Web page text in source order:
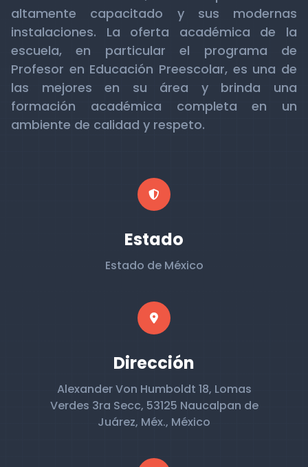
altamente capacitado y sus modernas
instalaciones. La oferta académica de la
escuela, en particular el programa de
Profesor en Educación Preescolar, es una de
las mejores en su área y brinda una
formación académica completa en un
ambiente de calidad y respeto.
Estado
Estado de México
Dirección
Alexander Von Humboldt 18, Lomas
Verdes 3ra Secc, 53125 Naucalpan de
Juárez, Méx., México